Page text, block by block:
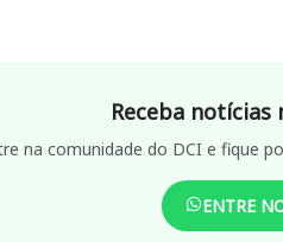
Receba notícias
na comunidade do DCI e fique
ENTRE